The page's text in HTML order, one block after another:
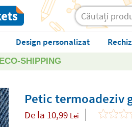
Design personalizat
SHIPPING
Petic termoadeziv
De la 10,99 Lei